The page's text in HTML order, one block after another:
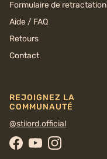
Formulaire de retractation
Aide / FAQ
Retours
Contact
REJOIGNEZ LA
COMMUNAUTÉ
@stilord.official
Facebook
YouTubeInstagram